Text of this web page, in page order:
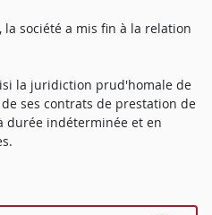
la société a mis fin à la relation
la juridiction prud'homale de
ses contrats de prestation de
durée indéterminée et en